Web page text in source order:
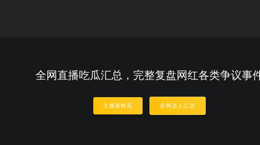
全网直播吃瓜汇总，完整复盘网红各类争议事
主播新鲜瓜 全网达人汇总